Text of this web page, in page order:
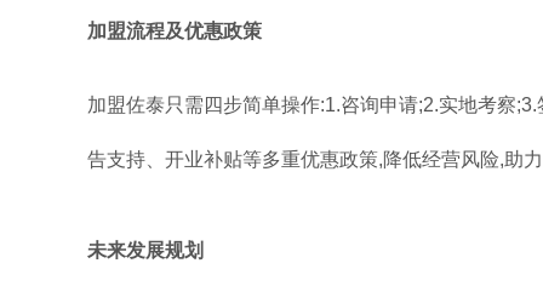
加盟流程及优惠政策
加盟佐泰只需四步简单操作:1.咨询申请;2.实地考察
告支持、开业补贴等多重优惠政策,降低经营风险,助
未来发展规划